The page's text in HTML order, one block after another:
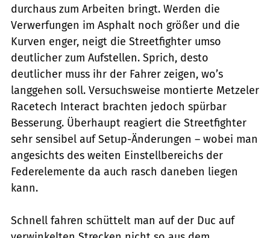
durchaus zum Arbeiten bringt. Werden die
Verwerfungen im Asphalt noch größer und die
Kurven enger, neigt die Streetfighter umso
deutlicher zum Aufstellen. Sprich, desto
deutlicher muss ihr der Fahrer zeigen, wo’s
langgehen soll. Versuchsweise montierte Metzeler
Racetech Interact brachten jedoch spürbar
Besserung. Überhaupt reagiert die Streetfighter
sehr sensibel auf Setup-Änderungen – wobei man
angesichts des weiten Einstellbereichs der
Federelemente da auch rasch daneben liegen
kann.
Schnell fahren schüttelt man auf der Duc auf